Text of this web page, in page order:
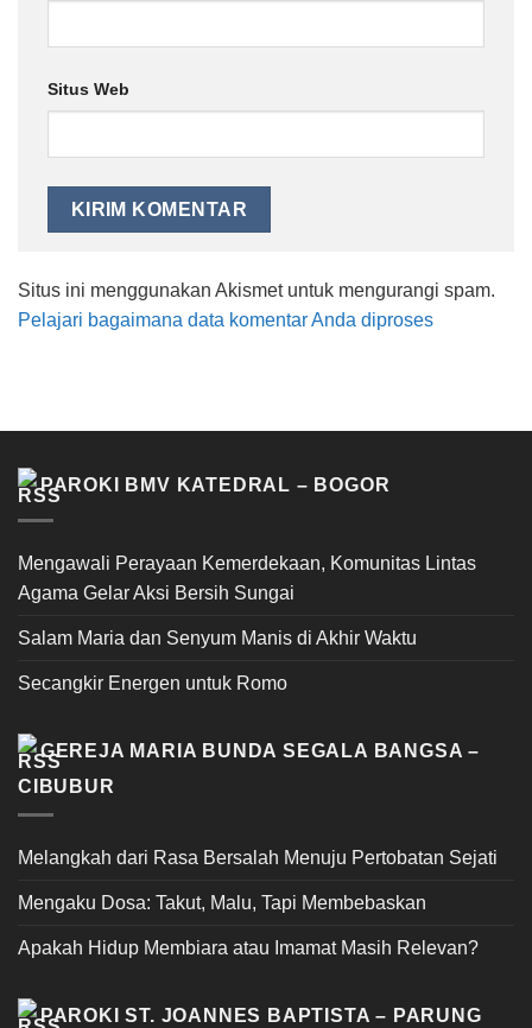
Situs Web
Situs ini menggunakan Akismet untuk mengurangi spam.
Pelajari bagaimana data komentar Anda diproses
PAROKI BMV KATEDRAL – BOGOR
Mengawali Perayaan Kemerdekaan, Komunitas Lintas
Agama Gelar Aksi Bersih Sungai
Salam Maria dan Senyum Manis di Akhir Waktu
Secangkir Energen untuk Romo
GEREJA MARIA BUNDA SEGALA BANGSA –
CIBUBUR
Melangkah dari Rasa Bersalah Menuju Pertobatan Sejati
Mengaku Dosa: Takut, Malu, Tapi Membebaskan
Apakah Hidup Membiara atau Imamat Masih Relevan?
PAROKI ST. JOANNES BAPTISTA – PARUNG